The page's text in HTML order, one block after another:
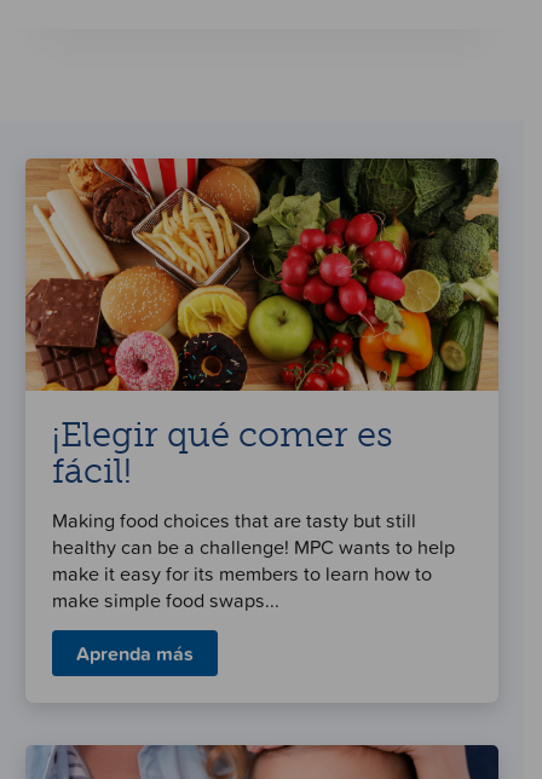
¡Elegir qué comer es
fácil!
Making food choices that are tasty but still
healthy can be a challenge! MPC wants to help
make it easy for its members to learn how to
make simple food swaps...
Aprenda más